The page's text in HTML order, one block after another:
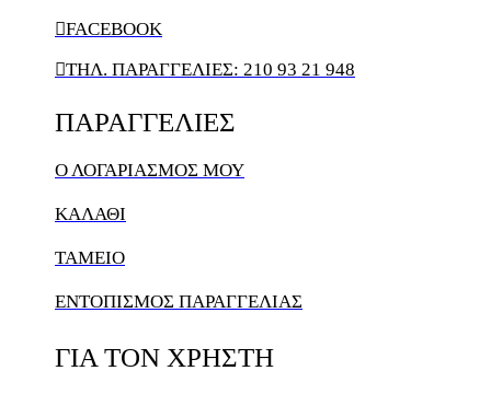
FACEBOOK
ΤΗΛ. ΠΑΡΑΓΓΕΛΙΕΣ: 210 93 21 948
ΠΑΡΑΓΓΕΛΙΕΣ
Ο ΛΟΓΑΡΙΑΣΜΌΣ ΜΟΥ
ΚΑΛΆΘΙ
ΤΑΜΕΙΟ
ΕΝΤΟΠΙΣΜΟΣ ΠΑΡΑΓΓΕΛΙΑΣ
ΓΙΑ ΤΟΝ ΧΡΗΣΤΗ